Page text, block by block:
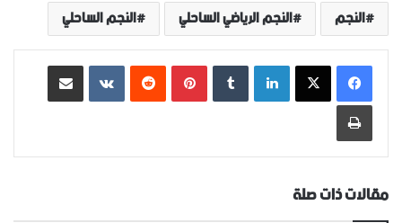
النجم النجم الرياضي الساحلي النجم الساحلي
لينكدإن بينتيريست ‏VKontakte
طباعة
مقالات ذات صلة